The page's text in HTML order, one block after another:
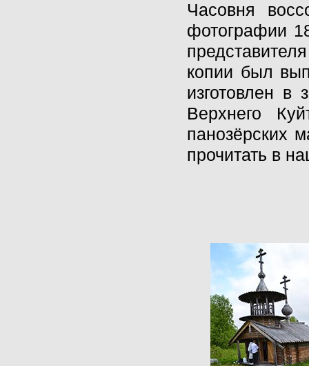
Часовня
фотографии
копии был
изготовлен в
Верхнего
панозёрских
прочитать в